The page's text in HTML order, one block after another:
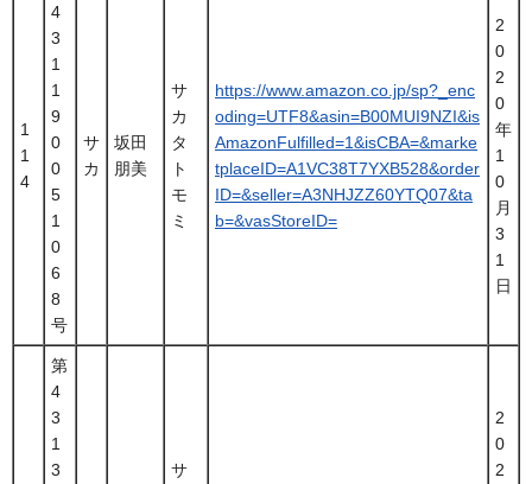
1
1
4
4
3
1
1
9
0
0
5
1
0
6
8
号
サ
カ
坂田
朋美
サ
カ
タ
ト
モ
ミ
https://www.amazon.co.jp/sp?_enc
oding=UTF8&asin=B00MUI9NZI&is
AmazonFulfilled=1&isCBA=&marke
tplaceID=A1VC38T7YXB528&order
ID=&seller=A3NHJZZ60YTQ07&ta
b=&vasStoreID=
2
0
2
0
年
1
0
月
3
1
日
第
4
3
1
3
サ
2
0
2